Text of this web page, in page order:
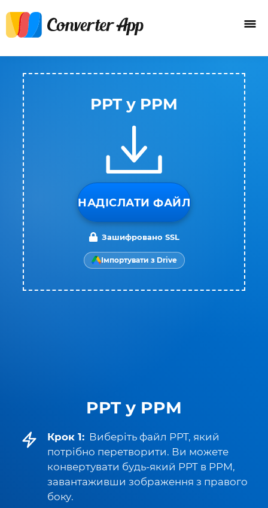
PPT у PPM
Крок 1: Виберіть файл PPT, який
потрібно перетворити. Ви можете
конвертувати будь-який PPT в PPM,
завантаживши зображення з правого
боку.
PPT у PPM
НАДІСЛАТИ ФАЙЛ
Зашифровано SSL
Імпортувати з Drive